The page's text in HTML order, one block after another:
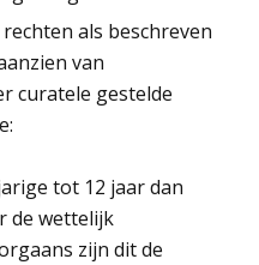
als beschreven
van
curatele gestelde
tot 12 jaar dan
de wettelijk
zijn dit de